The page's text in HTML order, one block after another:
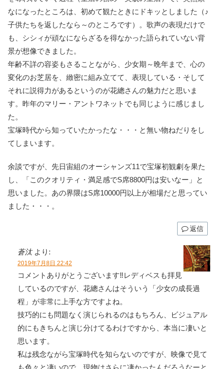
なになったところは、初めて観たときにドキッとしました（♪
子供たちを返したなら～のところです）。歌声の表現だけで
も、シシィが頑なにならざるを得なかった語られていない背
景が想像できました。
年齢不詳の容姿もさることながら、少女期～晩年まで、心の
変化のお芝居を、緻密に組み立てて、表現している・そして
それに説得力があるというのが花總さんの魅力だと思いま
す。昨年のマリー・アントワネットでも同じように感じまし
た。
宝塚時代から知っていたかったな・・・と無い物ねだりをし
てしまいます。
余談ですが、先日宙組のオーシャンズ11で宝塚初観劇を果た
し、「このクオリティ・満足感でS席8800円は安いなー」と
思いました。あの界隈はS席10000円以上が相場だと思ってい
ました・・・。
返信
蒼汰 より:
2019年7月8日 22:42
コメントありがとうございます‼レディベスも拝見
しているのですが、花總さんはそういう「少女の成長過
程」が非常に上手な方ですよね。
技巧的にも問題なく演じられるのはもちろん、ビジュアル
的にもきちんと演じ分けてるわけですから、本当に凄いと
思います。
私は残念ながら宝塚時代を知らないのですが、映像で見て